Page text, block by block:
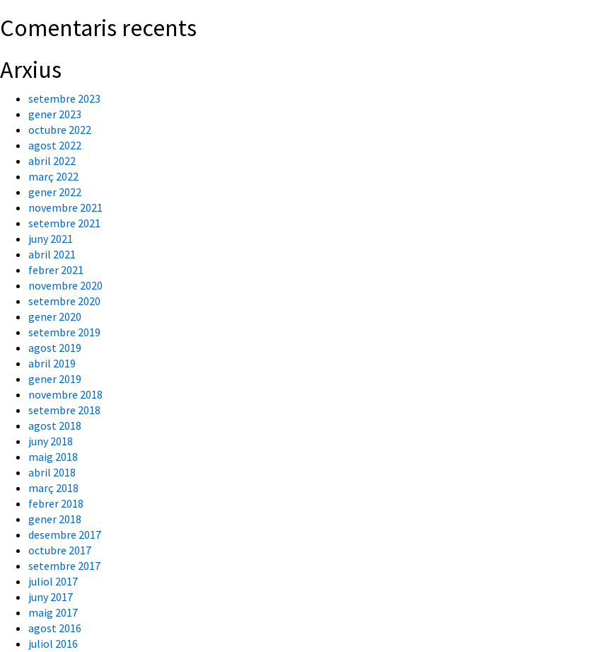
Comentaris recents
Arxius
setembre 2023
gener 2023
octubre 2022
agost 2022
abril 2022
març 2022
gener 2022
novembre 2021
setembre 2021
juny 2021
abril 2021
febrer 2021
novembre 2020
setembre 2020
gener 2020
setembre 2019
agost 2019
abril 2019
gener 2019
novembre 2018
setembre 2018
agost 2018
juny 2018
maig 2018
abril 2018
març 2018
febrer 2018
gener 2018
desembre 2017
octubre 2017
setembre 2017
juliol 2017
juny 2017
maig 2017
agost 2016
juliol 2016